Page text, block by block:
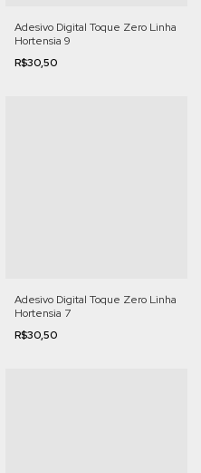
Adesivo Digital Toque Zero Linha
Hortensia 9
R$30,50
Adesivo Digital Toque Zero Linha
Hortensia 7
R$30,50